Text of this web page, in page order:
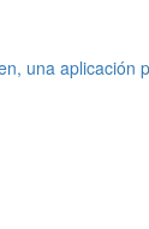
una aplicación